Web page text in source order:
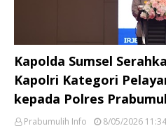
Kapolda Sumsel
Kapolri Kategori
kepada Polres
Prabumulih Info
8/05/2026